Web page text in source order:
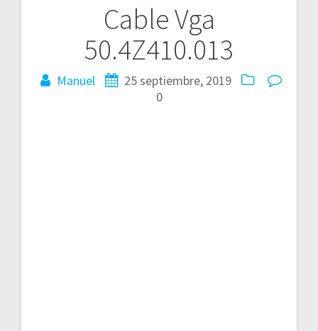
Cable Vga
50.4Z410.013
Manuel
25 septiembre, 2019
0
Navegación
entradas